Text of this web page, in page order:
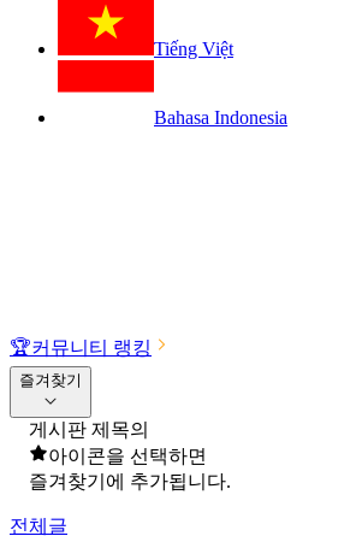
Tiếng Việt
Bahasa Indonesia
🏆커뮤니티 랭킹
즐겨찾기
게시판 제목의
아이콘을 선택하면
즐겨찾기에 추가됩니다.
전체글